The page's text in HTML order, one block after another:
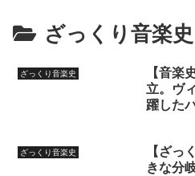
ざっくり音楽史
ざっくり音楽史
【音楽
立。ヴ
躍した
します
ざっくり音楽史
【ざっ
きな分